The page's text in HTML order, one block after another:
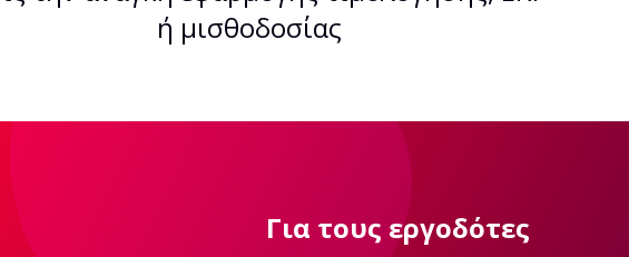
ή μισθοδοσίας
Για τους εργοδότες